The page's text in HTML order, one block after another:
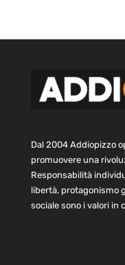
Dal 2004 Addiopizzo
promuovere una
Responsabilità
libertà, protagonismo
sociale sono i valori in